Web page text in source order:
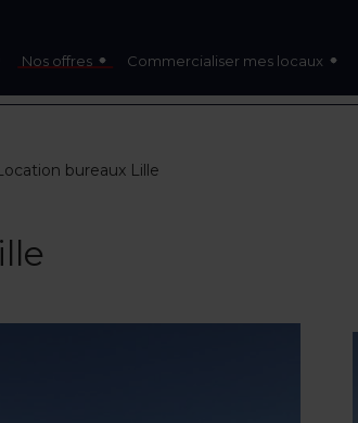
Nos offres Commercialiser mes locaux
bureaux Lille